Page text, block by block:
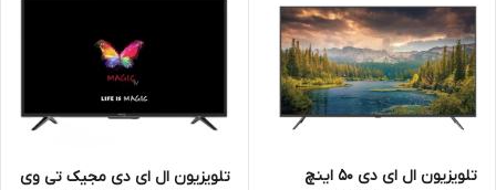
تلویزیون ال ای دی 50 اینچ
تلویزیون ال ای دی مجیک تی وی